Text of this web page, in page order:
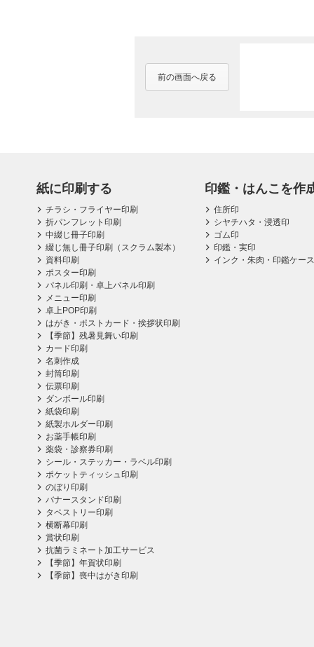
前の画面へ戻る
紙に印刷する
チラシ・フライヤー印刷
折パンフレット印刷
中綴じ冊子印刷
綴じ無し冊子印刷（スクラム製本）
資料印刷
ポスター印刷
パネル印刷・卓上パネル印刷
メニュー印刷
卓上POP印刷
はがき・ポストカード・挨拶状印刷
【季節】残暑見舞い印刷
カード印刷
名刺作成
封筒印刷
伝票印刷
ダンボール印刷
紙袋印刷
紙製ホルダー印刷
お薬手帳印刷
薬袋・診察券印刷
シール・ステッカー・ラベル印刷
ポケットティッシュ印刷
のぼり印刷
バナースタンド印刷
タペストリー印刷
横断幕印刷
賞状印刷
抗菌ラミネート加工サービス
【季節】年賀状印刷
【季節】喪中はがき印刷
印鑑・はんこを作
住所印
シヤチハタ・浸透印
ゴム印
印鑑・実印
インク・朱肉・印鑑ケー